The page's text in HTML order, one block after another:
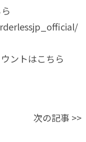
ントはこちら
次の記事 >>